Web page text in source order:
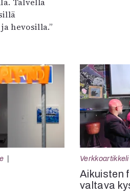
hevosilla.”
Verkkoartikkeli
Aikuisten
valtava